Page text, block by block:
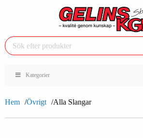
Kategorier
Hem Övrigt Alla Slangar